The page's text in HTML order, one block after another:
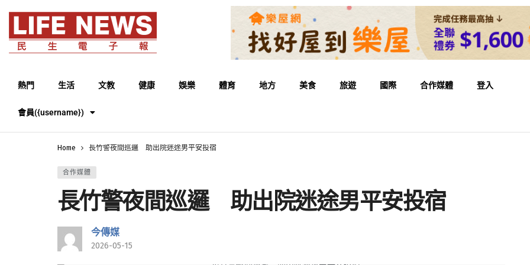
熱門 生活 文教 健康 娛樂 體育 地方 美食 旅遊 國際 合作媒體 登入
會員({username})
Home 長竹警夜間巡邏 助出院迷途男平安投宿
合作媒體
長竹警夜間巡邏 助出院迷途男平安投宿
今傳媒
2026-05-15